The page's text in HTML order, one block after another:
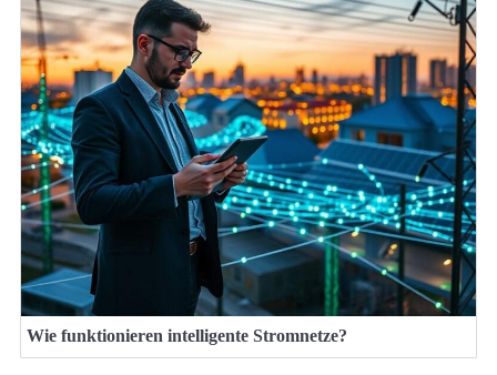
Wie funktionieren intelligente Stromnetze?